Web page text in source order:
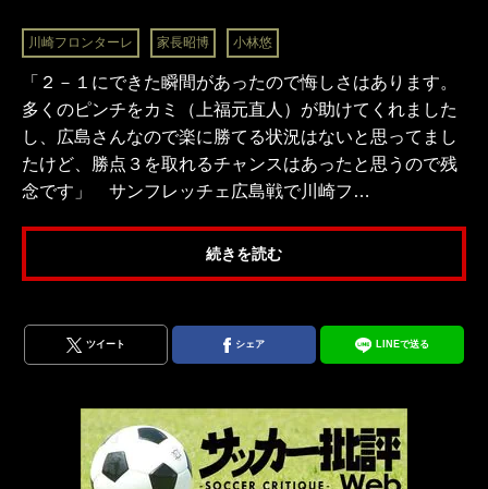
川崎フロンターレ 家長昭博 小林悠
「２－１にできた瞬間があったので悔しさはあります。
多くのピンチをカミ（上福元直人）が助けてくれました
し、広島さんなので楽に勝てる状況はないと思ってまし
たけど、勝点３を取れるチャンスはあったと思うので残
念です」 サンフレッチェ広島戦で川崎フ…
続きを読む
ツイート シェア LINEで送る